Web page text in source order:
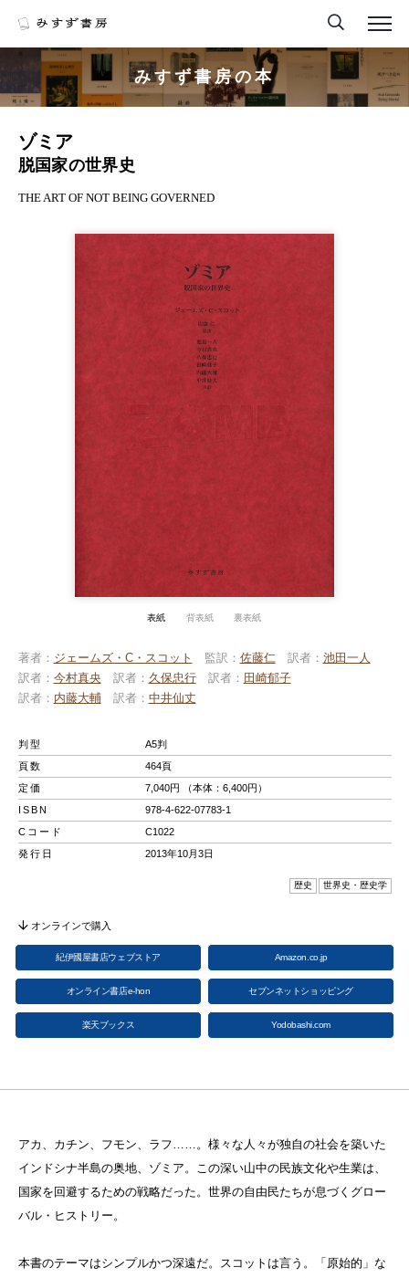
みすず書房の本
ゾミア
脱国家の世界史
THE ART OF NOT BEING GOVERNED
表紙 背表紙 裏表紙
著者 ジェームズ・C・スコット 監訳 佐藤仁 訳者
池田一人
訳者
今村真央 訳者 久保忠行 訳者
田崎郁子
訳者
内藤大輔 訳者 中井仙丈
判型
A5判
頁数
464頁
定価
7,040円 （本体：6,400円）
ISBN
978-4-622-07783-1
Cコード
C1022
発行日
2013年10月3日
歴史 世界史・歴史学
オンラインで購入
紀伊國屋書店ウェブストア Amazon.co.jp
オンライン書店e-hon セブンネットショッピング
楽天ブックス Yodobashi.com
アカ、カチン、フモン、ラフ……。様々な人々が独自の社会を築いた
インドシナ半島の奥地、ゾミア。この深い山中の民族文化や生業は、
国家を回避するための戦略だった。世界の自由民たちが息づくグロー
バル・ヒストリー。
本書のテーマはシンプルかつ深遠だ。スコットは言う。「原始的」な